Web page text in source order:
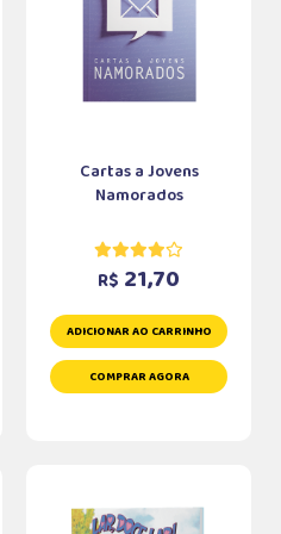
Cartas a Jovens
Namorados
R$ 21,70
ADICIONAR AO CARRINHO
COMPRAR AGORA